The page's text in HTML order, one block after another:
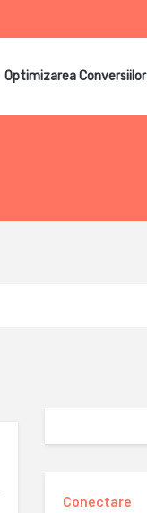
Optimizarea Conversiilor
Conectare